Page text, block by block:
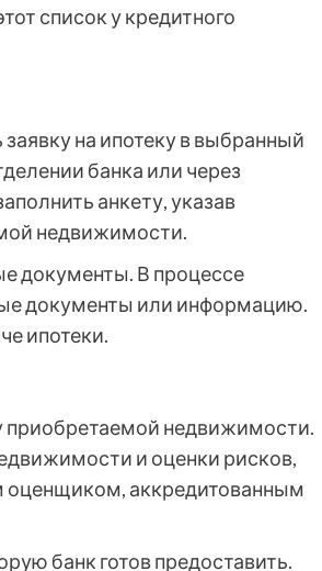
список у кредитного
на ипотеку в выбранный
банка или через
анкету, указав
недвижимости.
документы. В процессе
документы или информацию.
ипотеки.
приобретаемой недвижимости.
и оценки рисков,
оценщиком, аккредитованным
банк готов предоставить.